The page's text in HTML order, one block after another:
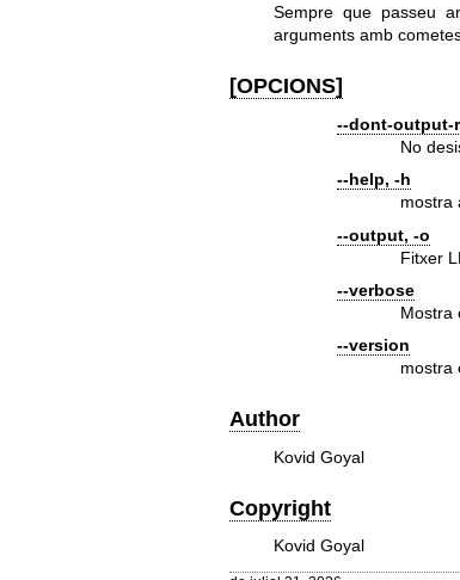
Sempre que passeu
arguments amb
[OPCIONS]
--dont-output-
No
--help, -h
mostra
--output, -o
Fitxer
--verbose
Mostra
--version
mostra
Author
Kovid Goyal
Copyright
Kovid Goyal